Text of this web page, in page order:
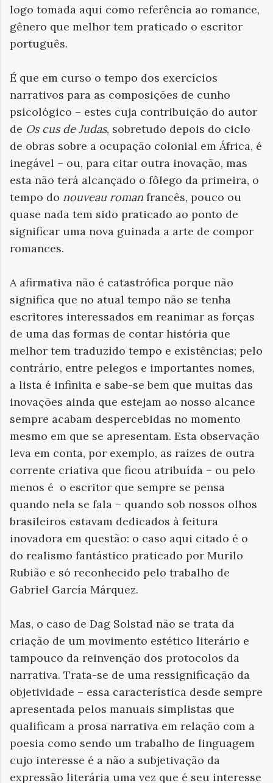
logo tomada aqui como referência ao romance,
gênero que melhor tem praticado o escritor
português.
É que em curso o tempo dos exercícios
narrativos para as composições de cunho
psicológico – estes cuja contribuição do autor
de Os cus de Judas, sobretudo depois do ciclo
de obras sobre a ocupação colonial em África, é
inegável – ou, para citar outra inovação, mas
esta não terá alcançado o fôlego da primeira, o
tempo do nouveau roman francês, pouco ou
quase nada tem sido praticado ao ponto de
significar uma nova guinada a arte de compor
romances.
A afirmativa não é catastrófica porque não
significa que no atual tempo não se tenha
escritores interessados em reanimar as forças
de uma das formas de contar história que
melhor tem traduzido tempo e existências; pelo
contrário, entre pelegos e importantes nomes,
a lista é infinita e sabe-se bem que muitas das
inovações ainda que estejam ao nosso alcance
sempre acabam despercebidas no momento
mesmo em que se apresentam. Esta observação
leva em conta, por exemplo, as raízes de outra
corrente criativa que ficou atribuída – ou pelo
menos é o escritor que sempre se pensa
quando nela se fala – quando sob nossos olhos
brasileiros estavam dedicados à feitura
inovadora em questão: o caso aqui citado é o
do realismo fantástico praticado por Murilo
Rubião e só reconhecido pelo trabalho de
Gabriel García Márquez.
Mas, o caso de Dag Solstad não se trata da
criação de um movimento estético literário e
tampouco da reinvenção dos protocolos da
narrativa. Trata-se de uma ressignificação da
objetividade – essa característica desde sempre
apresentada pelos manuais simplistas que
qualificam a prosa narrativa em relação com a
poesia como sendo um trabalho de linguagem
cujo interesse é a não a subjetivação da
expressão literária uma vez que é seu interesse